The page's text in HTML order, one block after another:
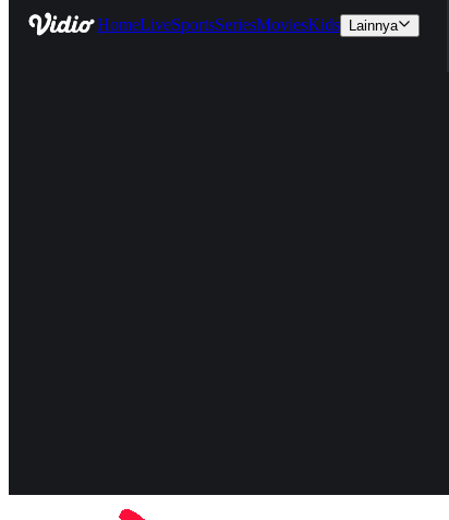
HomeLiveSportsSeriesMoviesKids Lainnya